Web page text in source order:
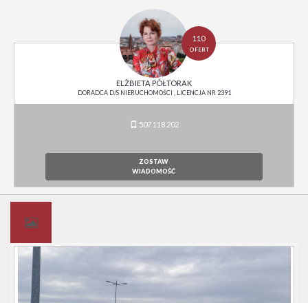
110
OFERT
ELŻBIETA PÓŁTORAK
DORADCA D/S NIERUCHOMOŚCI , LICENCJA NR 2391
507 118 202
ZOSTAW
WIADOMOŚĆ